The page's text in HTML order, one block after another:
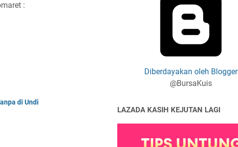
:
di Undi
Diberdayakan oleh Blogger
@BursaKuis
LAZADA KASIH KEJUTAN LAGI